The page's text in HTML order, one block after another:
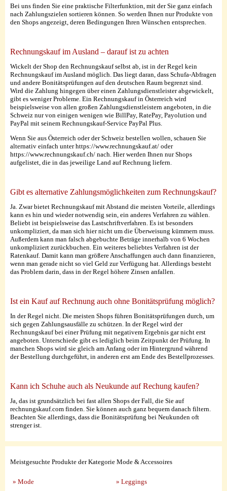
Bei uns finden Sie eine praktische Filterfunktion, mit der Sie ganz einfach
nach Zahlungszielen sortieren können. So werden Ihnen nur Produkte von
den Shops angezeigt, deren Bedingungen Ihren Wünschen entsprechen.
Rechnungskauf im Ausland – darauf ist zu achten
Wickelt der Shop den Rechnungskauf selbst ab, ist in der Regel kein
Rechnungskauf im Ausland möglich. Das liegt daran, dass Schufa-Abfragen
und andere Bonitätsprüfungen auf den deutschen Raum begrenzt sind.
Wird die Zahlung hingegen über einen Zahlungsdienstleister abgewickelt,
gibt es weniger Probleme. Ein Rechnungskauf in Österreich wird
beispielsweise von allen großen Zahlungsdienstleistern angeboten, in die
Schweiz nur von einigen wenigen wie BillPay, RatePay, Payolution und
PayPal mit seinem Rechnungskauf-Service PayPal Plus.
Wenn Sie aus Österreich oder der Schweiz bestellen wollen, schauen Sie
alternativ einfach unter https://www.rechnungskauf.at/ oder
https://www.rechnungskauf.ch/ nach. Hier werden Ihnen nur Shops
aufgelistet, die in das jeweilige Land auf Rechnung liefern.
Gibt es alternative Zahlungsmöglichkeiten zum Rechnungskauf?
Ja. Zwar bietet Rechnungskauf mit Abstand die meisten Vorteile, allerdings
kann es hin und wieder notwendig sein, ein anderes Verfahren zu wählen.
Beliebt ist beispielsweise das Lastschriftverfahren. Es ist besonders
unkompliziert, da man sich hier nicht um die Überweisung kümmern muss.
Außerdem kann man falsch abgebuchte Beträge innerhalb von 6 Wochen
unkompliziert zurückbuchen. Ein weiteres beliebtes Verfahren ist der
Ratenkauf. Damit kann man größere Anschaffungen auch dann finanzieren,
wenn man gerade nicht so viel Geld zur Verfügung hat. Allerdings besteht
das Problem darin, dass in der Regel höhere Zinsen anfallen.
Ist ein Kauf auf Rechnung auch ohne Bonitätsprüfung möglich?
In der Regel nicht. Die meisten Shops führen Bonitätsprüfungen durch, um
sich gegen Zahlungsausfälle zu schützen. In der Regel wird der
Rechnungskauf bei einer Prüfung mit negativem Ergebnis gar nicht erst
angeboten. Unterschiede gibt es lediglich beim Zeitpunkt der Prüfung. In
manchen Shops wird sie gleich am Anfang oder im Hintergrund während
der Bestellung durchgeführt, in anderen erst am Ende des Bestellprozesses.
Kann ich Schuhe auch als Neukunde auf Rechung kaufen?
Ja, das ist grundsätzlich bei fast allen Shops der Fall, die Sie auf
rechnungskauf.com finden. Sie können auch ganz bequem danach filtern.
Beachten Sie allerdings, dass die Bonitätsprüfung bei Neukunden oft
strenger ist.
Meistgesuchte Produkte der Kategorie Mode & Accessoires
» Mode
» Leggings